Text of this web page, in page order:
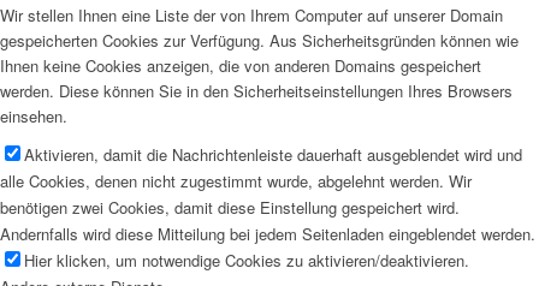
Wir stellen Ihnen eine Liste der von Ihrem Computer auf unserer Domain
gespeicherten Cookies zur Verfügung. Aus Sicherheitsgründen können wie
Ihnen keine Cookies anzeigen, die von anderen Domains gespeichert
werden. Diese können Sie in den Sicherheitseinstellungen Ihres Browsers
einsehen.
Aktivieren, damit die Nachrichtenleiste dauerhaft ausgeblendet wird und
alle Cookies, denen nicht zugestimmt wurde, abgelehnt werden. Wir
benötigen zwei Cookies, damit diese Einstellung gespeichert wird.
Andernfalls wird diese Mitteilung bei jedem Seitenladen eingeblendet werden.
Hier klicken, um notwendige Cookies zu aktivieren/deaktivieren.